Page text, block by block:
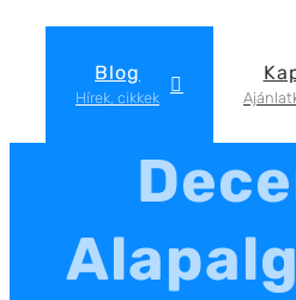
Blog
Hírek, cikkek